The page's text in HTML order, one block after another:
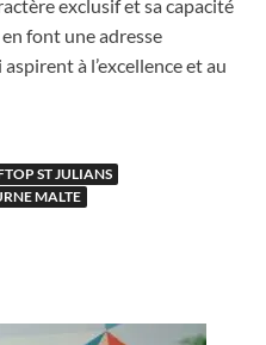
exclusif et sa capacité
font une adresse
à l’excellence et au
ST JULIANS
MALTE